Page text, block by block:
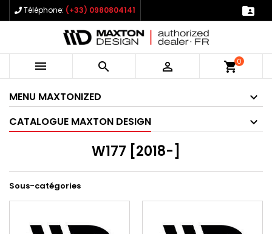
Téléphone: (+33) 0980804141 
   shopping_cart0
MENU MAXTONIZED
CATALOGUE MAXTON DESIGN
W177 [2018-]
Sous-catégories